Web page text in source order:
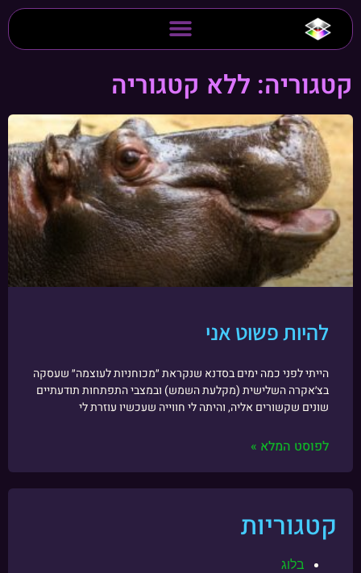
קטגוריה: ללא קטגוריה
להיות פשוט אני
הייתי לפני כמה ימים בסדנא שנקראת ״מכוחניות לעוצמה״ שעסקה
בצ׳אקרה השלישית (מקלעת השמש) ובמצבי התפתחות תודעתיים
שונים שקשורים אליה, והיתה לי חווייה שעכשיו עוזרת לי
לפוסט המלא »
קטגוריות
בלוג